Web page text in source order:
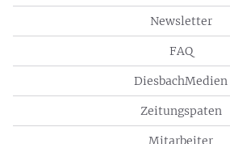
Newsletter
FAQ
DiesbachMedien
Zeitungspaten
Mitarbeiter